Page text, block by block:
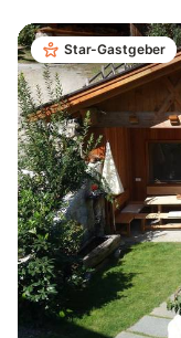
Star-Gastgeber